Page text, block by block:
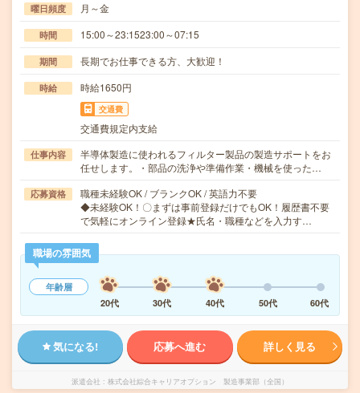
曜日頻度 月～金
時間 15:00～23:1523:00～07:15
期間 長期でお仕事できる方、大歓迎！
時給 時給1650円
交通費
交通費規定内支給
仕事内容
半導体製造に使われるフィルター製品の製造サポートをお
任せします。・部品の洗浄や準備作業・機械を使った…
応募資格
職種未経験OK / ブランクOK / 英語力不要
◆未経験OK！〇まずは事前登録だけでもOK！履歴書不要
で気軽にオンライン登録★氏名・職種などを入力す…
職場の雰囲気
年齢層
20代
30代 40代 50代 60代
気になる! 応募へ進む 詳しく見る
派遣会社 株式会社綜合キャリアオプション 製造事業部（全国）